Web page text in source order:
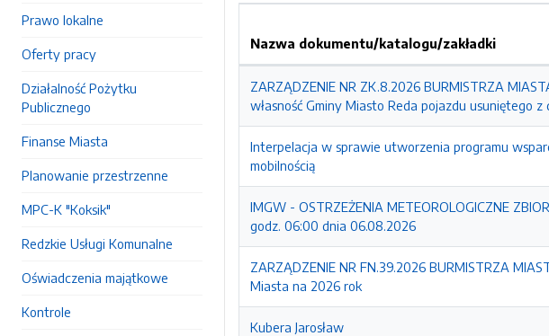
Prawo lokalne
Oferty pracy
Działalność Pożytku
Publicznego
Finanse Miasta
Planowanie przestrzenne
MPC-K "Koksik"
Redzkie Usługi Komunalne
Oświadczenia majątkowe
Kontrole
Nazwa dokumentu/katalogu/zakładki
ZARZĄDZENIE NR ZK.8.2026 BURMISTRZA
własność Gminy Miasto Reda pojazdu usuniętego z
Interpelacja w sprawie utworzenia programu
mobilnością
IMGW - OSTRZEŻENIA METEOROLOGICZNE
godz. 06:00 dnia 06.08.2026
ZARZĄDZENIE NR FN.39.2026 BURMISTRZA
Miasta na 2026 rok
Kubera Jarosław